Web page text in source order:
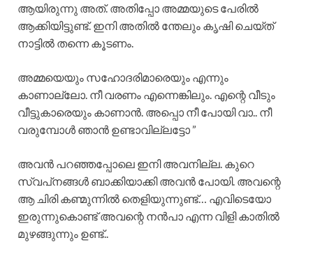
ആയിരുന്നു അത്. അതിപ്പോ അമ്മയുടെ പേരിൽ
ആക്കിയിട്ടുണ്ട്. ഇനി അതിൽ ന്തേലും കൃഷി ചെയ്ത്
നാട്ടിൽ തന്നെ കൂടണം.
അമ്മയെയും സഹോദരിമാരെയും എന്നും
കാണാല്ലോ. നീ വരണം എന്നെങ്കിലും. എന്റെ വീടും
വീട്ടുകാരെയും കാണാൻ. അപ്പൊ നീ പോയി വാ.. നീ
വരുമ്പോൾ ഞാൻ ഉണ്ടാവില്ലട്ടോ ”
അവൻ പറഞ്ഞപ്പോലെ ഇനി അവനില്ല. കുറെ
സ്വപ്‌നങ്ങൾ ബാക്കിയാക്കി അവൻ പോയി. അവന്റെ
ആ ചിരി കണ്മുന്നിൽ തെളിയുന്നുണ്ട്… എവിടെയോ
ഇരുന്നുകൊണ്ട് അവന്റെ നൻപാ എന്ന വിളി കാതിൽ
മുഴങ്ങുന്നും ഉണ്ട്..